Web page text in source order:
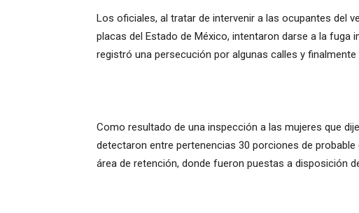
Los oficiales, al tratar de intervenir a las ocupantes del
placas del Estado de México, intentaron darse a la fuga
registró una persecución por algunas calles y
Como resultado de una inspección a las mujeres que
detectaron entre pertenencias 30 porciones de
área de retención, donde fueron puestas a disposición